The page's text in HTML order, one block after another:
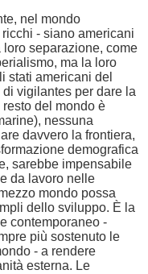
nel mondo
- siano americani
separazione, come
ma la loro
stati americani del
vigilantes per dare la
del mondo è
nessuna
davvero la frontiera,
demografica
sarebbe impensabile
da lavoro nelle
mondo possa
dello sviluppo. È la
contemporaneo -
più sostenuto le
- a rendere
esterna. Le